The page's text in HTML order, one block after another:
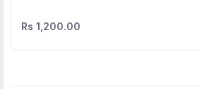
Rs 1,200.00